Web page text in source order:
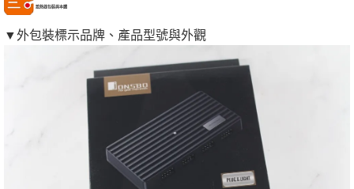
散熱器包裝與本體
▼外包裝標示品牌、產品型號與外觀